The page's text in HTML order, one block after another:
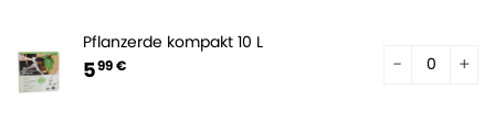
Pflanzerde kompakt 10 L
599 €